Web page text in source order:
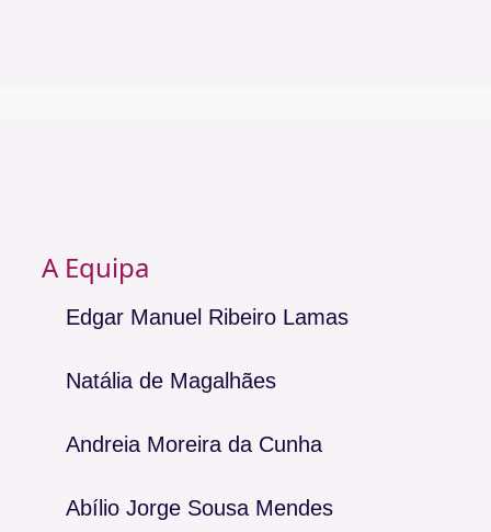
A Equipa
Edgar Manuel Ribeiro Lamas
Natália de Magalhães
Andreia Moreira da Cunha
Abílio Jorge Sousa Mendes